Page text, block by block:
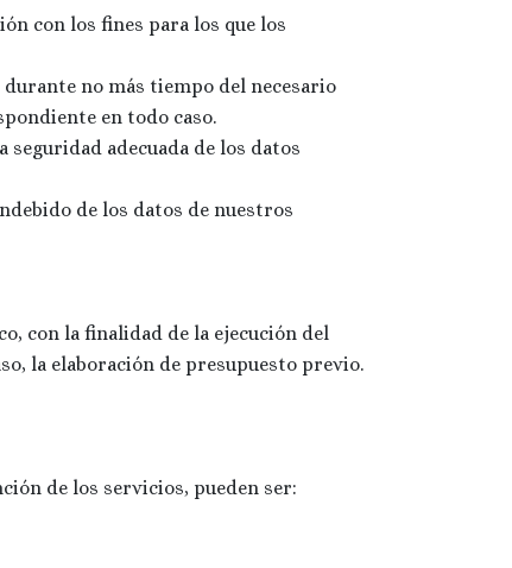
con los fines para los que los
no más tiempo del necesario
en todo caso.
adecuada de los datos
de los datos de nuestros
con la finalidad de la ejecución del
la elaboración de presupuesto previo.
de los servicios, pueden ser: